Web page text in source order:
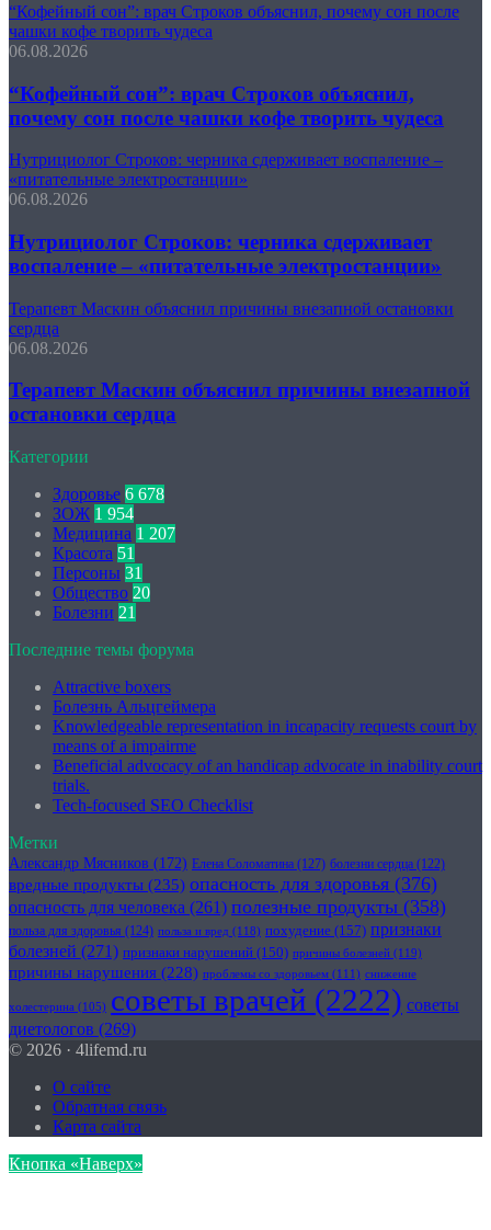
“Кофейный сон”: врач Строков объяснил, почему сон после
чашки кофе творить чудеса
06.08.2026
“Кофейный сон”: врач Строков объяснил,
почему сон после чашки кофе творить чудеса
Нутрициолог Строков: черника сдерживает воспаление –
«питательные электростанции»
06.08.2026
Нутрициолог Строков: черника сдерживает
воспаление – «питательные электростанции»
Терапевт Маскин объяснил причины внезапной остановки
сердца
06.08.2026
Терапевт Маскин объяснил причины внезапной
остановки сердца
Категории
Здоровье 6 678
ЗОЖ 1 954
Медицина 1 207
Красота 51
Персоны 31
Общество 20
Болезни 21
Последние темы форума
Attractive boxers
Болезнь Альцгеймера
Knowledgeable representation in incapacity requests court by
means of a impairme
Beneficial advocacy of an handicap advocate in inability court
trials.
Tech-focused SEO Checklist
Метки
Александр Мясников (172) Елена Соломатина (127) болезни сердца (122)
вредные продукты (235) опасность для здоровья (376)
опасность для человека (261) полезные продукты (358)
польза для здоровья (124) польза и вред (118) похудение (157) признаки
болезней (271) признаки нарушений (150) причины болезней (119)
причины нарушения (228) проблемы со здоровьем (111) снижение
холестерина (105) советы врачей (2222) советы
диетологов (269)
© 2026 · 4lifemd.ru
О сайте
Обратная связь
Карта сайта
Кнопка «Наверх»